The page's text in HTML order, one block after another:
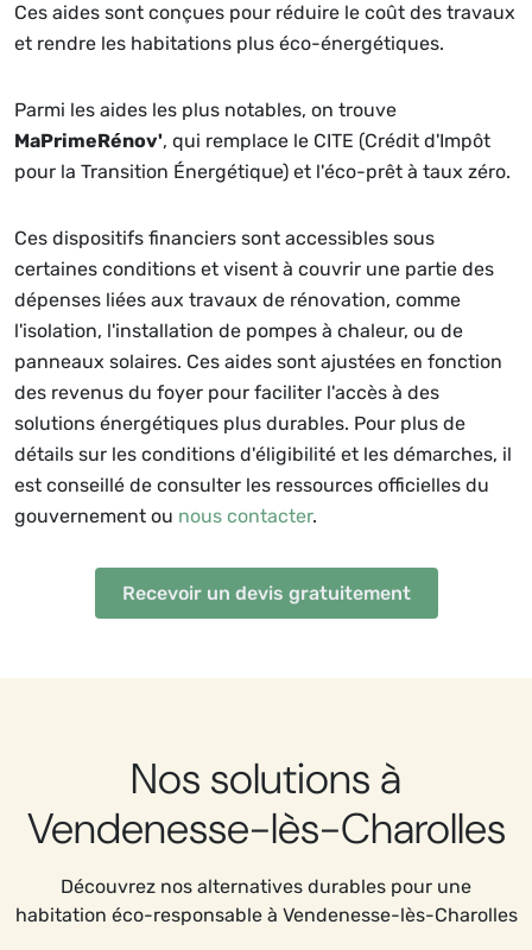
Ces aides sont conçues pour réduire le coût des travaux
et rendre les habitations plus éco-énergétiques.
Parmi les aides les plus notables, on trouve
MaPrimeRénov', qui remplace le CITE (Crédit d'Impôt
pour la Transition Énergétique) et l'éco-prêt à taux zéro.
Ces dispositifs financiers sont accessibles sous
certaines conditions et visent à couvrir une partie des
dépenses liées aux travaux de rénovation, comme
l'isolation, l'installation de pompes à chaleur, ou de
panneaux solaires. Ces aides sont ajustées en fonction
des revenus du foyer pour faciliter l'accès à des
solutions énergétiques plus durables. Pour plus de
détails sur les conditions d'éligibilité et les démarches, il
est conseillé de consulter les ressources officielles du
gouvernement ou nous contacter.
Recevoir un devis gratuitement
Nos solutions à
Vendenesse-lès-Charolles
Découvrez nos alternatives durables pour une
habitation éco-responsable à Vendenesse-lès-Charolles